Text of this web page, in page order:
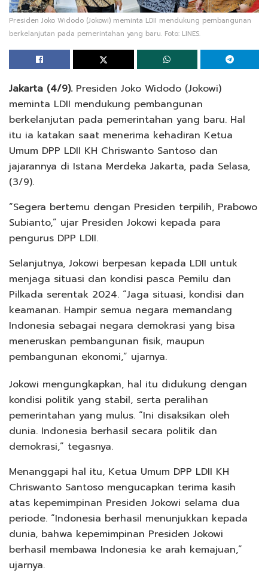
Presiden Joko Widodo (Jokowi) meminta LDII mendukung pembangunan
berkelanjutan pada pemerintahan yang baru. Foto: LINES.
Jakarta (4/9).Presiden Joko Widodo (Jokowi)
meminta LDII mendukung pembangunan
berkelanjutan pada pemerintahan yang baru. Hal
itu ia katakan saat menerima kehadiran Ketua
Umum DPP LDII KH Chriswanto Santoso dan
jajarannya di Istana Merdeka Jakarta, pada Selasa,
(3/9).
“Segera bertemu dengan Presiden terpilih, Prabowo
Subianto,” ujar Presiden Jokowi kepada para
pengurus DPP LDII.
Selanjutnya, Jokowi berpesan kepada LDII untuk
menjaga situasi dan kondisi pasca Pemilu dan
Pilkada serentak 2024. “Jaga situasi, kondisi dan
keamanan. Hampir semua negara memandang
Indonesia sebagai negara demokrasi yang bisa
meneruskan pembangunan fisik, maupun
pembangunan ekonomi,” ujarnya.
Jokowi mengungkapkan, hal itu didukung dengan
kondisi politik yang stabil, serta peralihan
pemerintahan yang mulus. “Ini disaksikan oleh
dunia. Indonesia berhasil secara politik dan
demokrasi,” tegasnya.
Menanggapi hal itu, Ketua Umum DPP LDII KH
Chriswanto Santoso mengucapkan terima kasih
atas kepemimpinan Presiden Jokowi selama dua
periode. “Indonesia berhasil menunjukkan kepada
dunia, bahwa kepemimpinan Presiden Jokowi
berhasil membawa Indonesia ke arah kemajuan,”
ujarnya.